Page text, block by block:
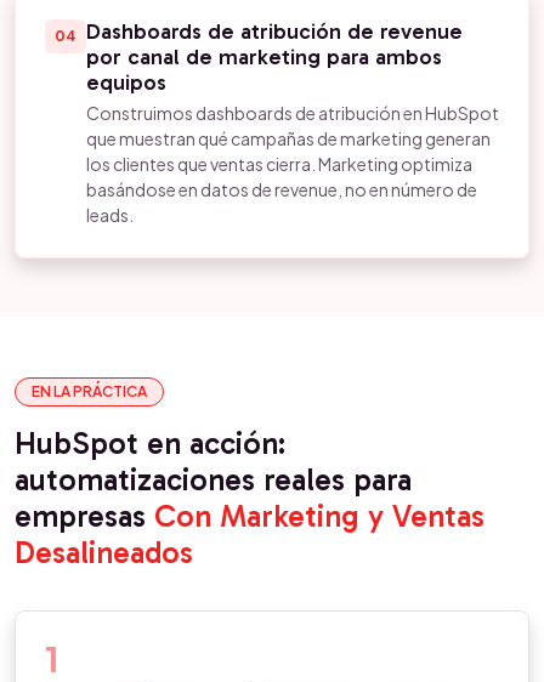
04
Dashboards de atribución de revenue
por canal de marketing para ambos
equipos
Construimos dashboards de atribución en HubSpot
que muestran qué campañas de marketing generan
los clientes que ventas cierra. Marketing optimiza
basándose en datos de revenue, no en número de
leads.
EN LA PRÁCTICA
HubSpot en acción:
automatizaciones reales para
empresas Con Marketing y Ventas
Desalineados
1